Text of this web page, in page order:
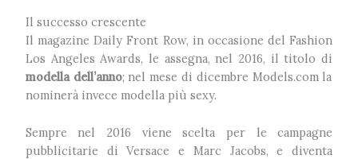
Il successo crescente
Il magazine Daily Front Row, in occasione del Fashion
Los Angeles Awards, le assegna, nel 2016, il titolo di
modella dell’anno; nel mese di dicembre Models.com la
nominerà invece modella più sexy.
Sempre nel 2016 viene scelta per le campagne
pubblicitarie di Versace e Marc Jacobs, e diventa